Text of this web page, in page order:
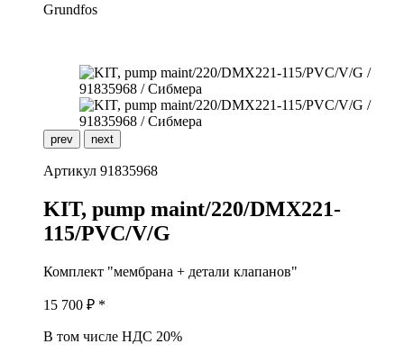
Grundfos
prev next
Артикул 91835968
KIT, pump maint/220/DMX221-
115/PVC/V/G
Комплект "мембрана + детали клапанов"
15 700 ₽ *
В том числе НДС 20%